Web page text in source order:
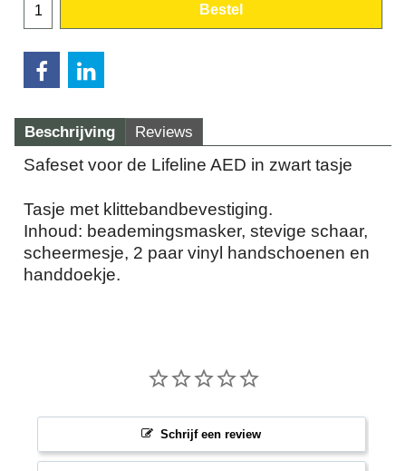
Bestel
Beschrijving Reviews
Safeset voor de Lifeline AED in zwart tasje
Tasje met klittebandbevestiging.
Inhoud: beademingsmasker, stevige schaar,
scheermesje, 2 paar vinyl handschoenen en
handdoekje.
Schrijf een review